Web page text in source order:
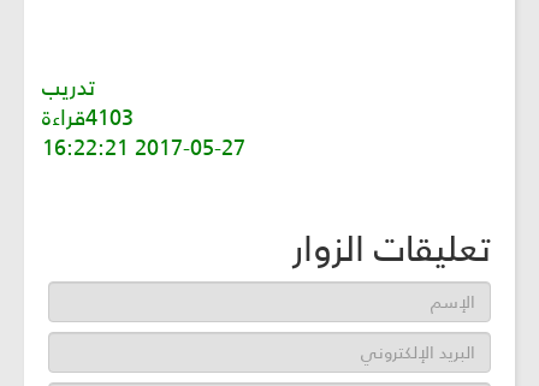
تدريب
4103قراءة
2017-05-27 16:22:21
تعليقات الزوار